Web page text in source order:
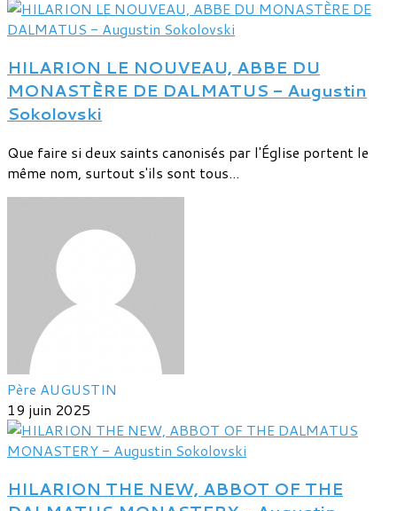
HILARION LE NOUVEAU, ABBE DU
MONASTÈRE DE DALMATUS - Augustin
Sokolovski
Que faire si deux saints canonisés par l'Église portent le
même nom, surtout s'ils sont tous...
Père AUGUSTIN
19 juin 2025
HILARION THE NEW, ABBOT OF THE